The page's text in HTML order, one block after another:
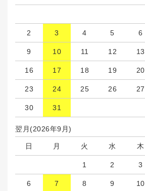
2 3 4 5 6
9 10 11 12 13
16 17 18 19 20
23 24 25 26 27
30 31
翌月(2026年9月)
日 月 火 水 木
1 2 3
6 7 8 9 10